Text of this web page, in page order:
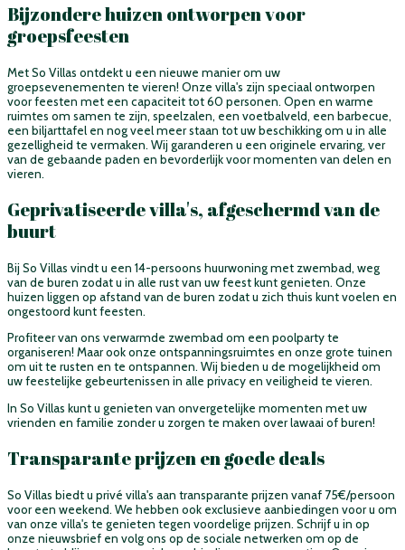
Bijzondere huizen ontworpen voor
groepsfeesten
Met So Villas ontdekt u een nieuwe manier om uw
groepsevenementen te vieren! Onze villa's zijn speciaal ontworpen
voor feesten met een capaciteit tot 60 personen. Open en warme
ruimtes om samen te zijn, speelzalen, een voetbalveld, een barbecue,
een biljarttafel en nog veel meer staan tot uw beschikking om u in alle
gezelligheid te vermaken. Wij garanderen u een originele ervaring, ver
van de gebaande paden en bevorderlijk voor momenten van delen en
vieren.
Geprivatiseerde villa's, afgeschermd van de
buurt
Bij So Villas vindt u een 14-persoons huurwoning met zwembad, weg
van de buren zodat u in alle rust van uw feest kunt genieten. Onze
huizen liggen op afstand van de buren zodat u zich thuis kunt voelen en
ongestoord kunt feesten.
Profiteer van ons verwarmde zwembad om een poolparty te
organiseren! Maar ook onze ontspanningsruimtes en onze grote tuinen
om uit te rusten en te ontspannen. Wij bieden u de mogelijkheid om
uw feestelijke gebeurtenissen in alle privacy en veiligheid te vieren.
In So Villas kunt u genieten van onvergetelijke momenten met uw
vrienden en familie zonder u zorgen te maken over lawaai of buren!
Transparante prijzen en goede deals
So Villas biedt u privé villa's aan transparante prijzen vanaf 75€/persoon
voor een weekend. We hebben ook exclusieve aanbiedingen voor u om
van onze villa's te genieten tegen voordelige prijzen. Schrijf u in op
onze nieuwsbrief en volg ons op de sociale netwerken om op de